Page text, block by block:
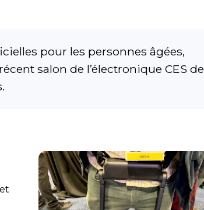
pour les personnes âgées,
salon de l’électronique CES de